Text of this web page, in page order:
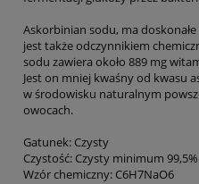
Askorbinian sodu, ma
jest także odczynnikiem
sodu zawiera około 889 mg
Jest on mniej kwaśny od kwasu
w środowisku naturalnym
owocach.
Gatunek: Czysty
Czystość: Czysty minimum 99,5%
Wzór chemiczny: C6H7NaO6